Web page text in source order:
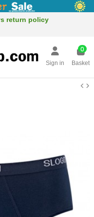
return policy
Sign in
0
Basket